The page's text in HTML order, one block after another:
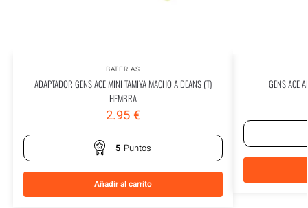
BATERIAS
ADAPTADOR GENS ACE MINI TAMIYA MACHO A DEANS (T)
HEMBRA
2.95€
5 Puntos
Añadir al carrito
GENS ACE